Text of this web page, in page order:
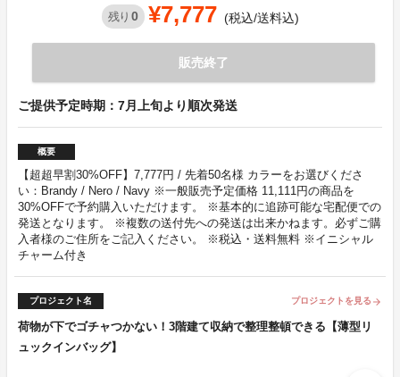
残り 0 ¥7,777 (税込/送料込)
販売終了
ご提供予定時期：7月上旬より順次発送
概要
【超超早割30%OFF】7,777円 / 先着50名様 カラーをお選びくださ
い：Brandy / Nero / Navy ※一般販売予定価格 11,111円の商品を
30%OFFで予約購入いただけます。 ※基本的に追跡可能な宅配便での
発送となります。 ※複数の送付先への発送は出来かねます。必ずご購
入者様のご住所をご記入ください。 ※税込・送料無料 ※イニシャル
チャーム付き
プロジェクト名 プロジェクトを見る arrow_forward
荷物が下でゴチャつかない！3階建て収納で整理整頓できる【薄型リ
ュックインバッグ】